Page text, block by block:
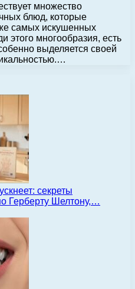
множество
блюд, которые
самых искушенных
этого многообразия, есть
выделяется своей
секреты
Герберту Шелтону,…